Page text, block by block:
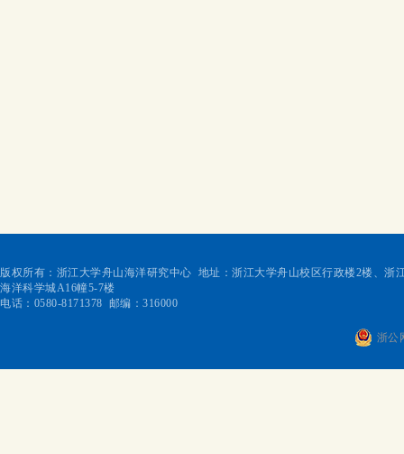
版权所有：浙江大学舟山海洋研究中心 地址：浙江大学舟山校区行政楼2楼、浙
海洋科学城A16幢5-7楼
电话：0580-8171378 邮编：316000
浙公